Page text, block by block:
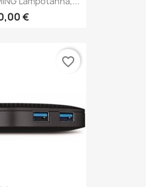
€
favorite_border